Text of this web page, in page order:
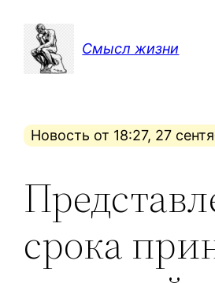
содержимому
Смысл жизни
Новость от 18:27, 27
срока